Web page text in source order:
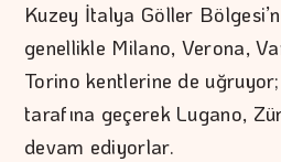
Kuzey İtalya Göller
genellikle Milano, Verona,
Torino kentlerine de
tarafına geçerek Lugano,
devam ediyorlar.